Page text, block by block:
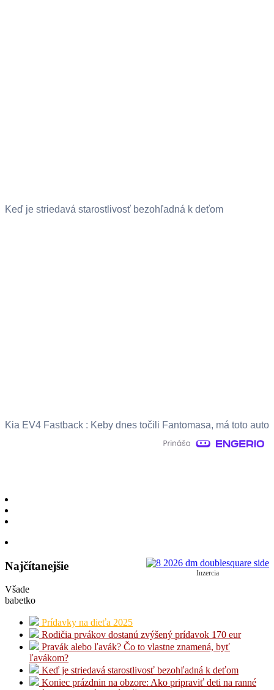
Keď je striedavá starostlivosť bezohľadná k deťom
Kia EV4 Fastback : Keby dnes točili Fantomasa, má toto auto
Inzercia
Najčítanejšie
Všade
babetko
Prídavky na dieťa 2025
Rodičia prvákov dostanú zvýšený prídavok 170 eur
Pravák alebo ľavák? Čo to vlastne znamená, byť
ľavákom?
Keď je striedavá starostlivosť bezohľadná k deťom
Koniec prázdnin na obzore: Ako pripraviť deti na ranné